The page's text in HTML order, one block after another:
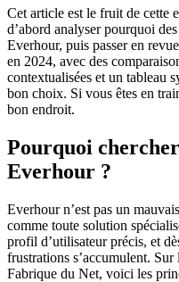
Cet article est le fruit de cette
d’abord analyser pourquoi
Everhour, puis passer en
en 2024, avec des
contextualisées et un tableau
bon choix. Si vous êtes en
bon endroit.
Pourquoi
Everhour ?
Everhour n’est pas un
comme toute solution
profil d’utilisateur précis, et
frustrations s’accumulent.
Fabrique du Net, voici les